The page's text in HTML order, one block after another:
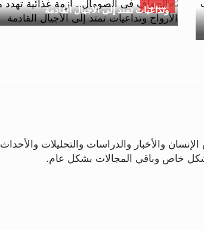
استدامة
وتداعيات تمتد إلى الأجيال القادمة
والأخبار والدراسات والتحليلات والأحداث
بشكل خاص وباقي المجالات بشكل عام.